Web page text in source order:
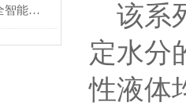
2022【新品上市】食品安全智能分析系统@全新升级食品安全智能分析系统
该系
定水分
性液体